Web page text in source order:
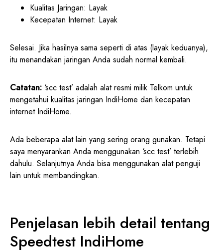
Kualitas Jaringan: Layak
Kecepatan Internet: Layak
Selesai. Jika hasilnya sama seperti di atas (layak keduanya),
itu menandakan jaringan Anda sudah normal kembali.
Catatan: ‘scc test’ adalah alat resmi milik Telkom untuk
mengetahui kualitas jaringan IndiHome dan kecepatan
internet IndiHome.
Ada beberapa alat lain yang sering orang gunakan. Tetapi
saya menyarankan Anda menggunakan ‘scc test’ terlebih
dahulu. Selanjutnya Anda bisa menggunakan alat penguji
lain untuk membandingkan.
Penjelasan lebih detail tentang
Speedtest IndiHome